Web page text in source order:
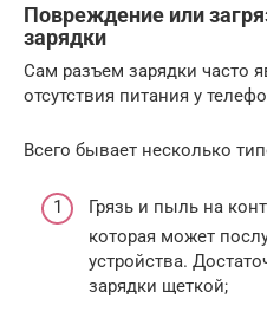
Повреждение или
зарядки
Сам разъем зарядки часто
отсутствия питания у
Всего бывает несколько
Грязь и пыль на
которая может
устройства.
зарядки щеткой;